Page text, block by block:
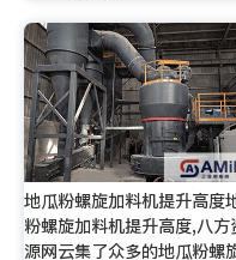
地瓜粉螺旋加料机提升高度
粉螺旋加料机提升高度,八方
源网云集了众多的地瓜粉螺